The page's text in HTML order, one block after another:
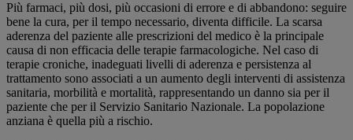
Più farmaci, più dosi, più occasioni di errore e di abbandono: seguire
bene la cura, per il tempo necessario, diventa difficile. La scarsa
aderenza del paziente alle prescrizioni del medico è la principale
causa di non efficacia delle terapie farmacologiche. Nel caso di
terapie croniche, inadeguati livelli di aderenza e persistenza al
trattamento sono associati a un aumento degli interventi di assistenza
sanitaria, morbilità e mortalità, rappresentando un danno sia per il
paziente che per il Servizio Sanitario Nazionale. La popolazione
anziana è quella più a rischio.